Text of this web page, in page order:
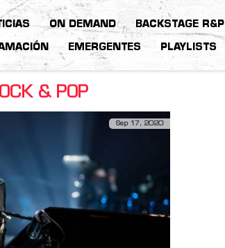
ON DEMAND BACKSTAGE R&P
EMERGENTES PLAYLISTS
& POP
Sep 17, 2020